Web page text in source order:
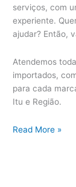
serviços, com
experiente.
ajudar? Então,
Atendemos
importados,
para cada
Itu e Região.
Assistência
Read More »